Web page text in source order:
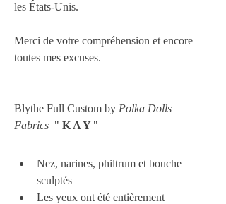
les États-Unis.
Merci de votre compréhension et encore
toutes mes excuses.
Blythe Full Custom by Polka Dolls
Fabrics " K A Y "
Nez, narines, philtrum et bouche
sculptés
Les yeux ont été entièrement